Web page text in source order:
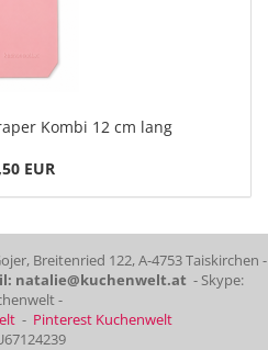
Kombi 12 cm lang
EUR
Breitenried 122, A-4753 Taiskirchen -
natalie@kuchenwelt.at - Skype:
-
- Pinterest Kuchenwelt